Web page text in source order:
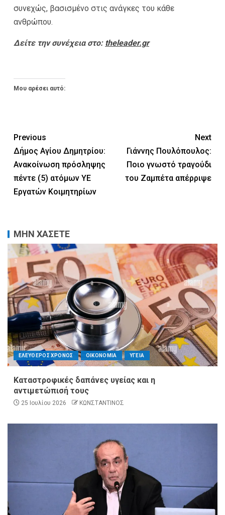
συνεχώς, βασισμένο στις ανάγκες του κάθε
ανθρώπου.
Δείτε την συνέχεια στο: theleader.gr
Μου αρέσει αυτό:
Previous
Δήμος Αγίου Δημητρίου:
Ανακοίνωση πρόσληψης
πέντε (5) ατόμων ΥΕ
Εργατών Κοιμητηρίων
Next
Γιάννης Πουλόπουλος:
Ποιο γνωστό τραγούδι
του Ζαμπέτα απέρριψε
ΜΗΝ ΧΑΣΕΤΕ
ΕΛΕΥΘΕΡΟΣ ΧΡΟΝΟΣ ΟΙΚΟΝΟΜΙΑ ΥΓΕΙΑ
Καταστροφικές δαπάνες υγείας και η
αντιμετώπισή τους
25 Ιουλίου 2026 ΚΩΝΣΤΑΝΤΙΝΟΣ